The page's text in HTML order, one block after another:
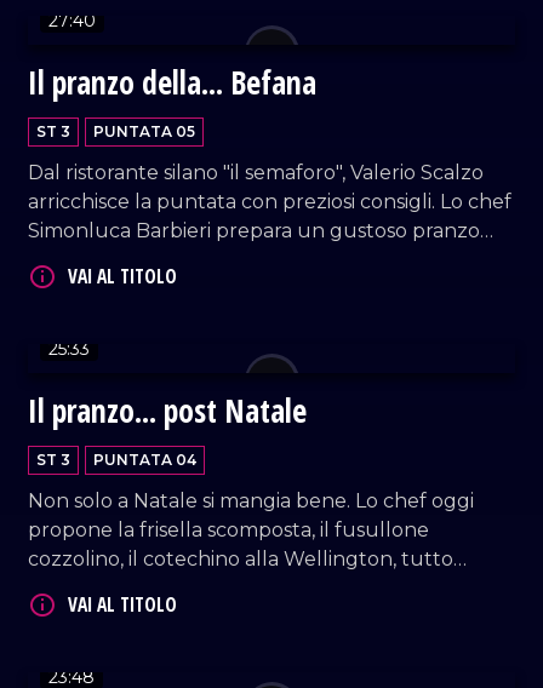
27:40
Il pranzo della... Befana
ST 3 PUNTATA 05
Dal ristorante silano "il semaforo", Valerio Scalzo
arricchisce la puntata con preziosi consigli. Lo chef
Simonluca Barbieri prepara un gustoso pranzo
patate e tartare di cozze come primo, e per finire
25:33
Il pranzo... post Natale
ST 3 PUNTATA 04
Non solo a Natale si mangia bene. Lo chef oggi
propone la frisella scomposta, il fusullone
cozzolino, il cotechino alla Wellington, tutto
anche stavolta, dal biologa nutrizionista Mario
23:48
VAI AL TITOLO